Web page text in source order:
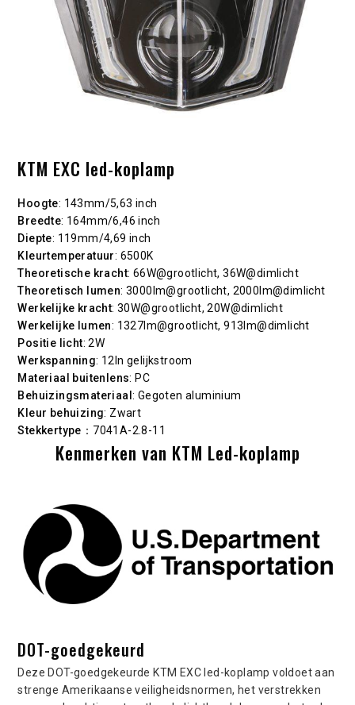
KTM EXC led-koplamp
Hoogte: 143mm/5,63 inch
Breedte: 164mm/6,46 inch
Diepte: 119mm/4,69 inch
Kleurtemperatuur: 6500K
Theoretische kracht: 66W@grootlicht, 36W@dimlicht
Theoretisch lumen: 3000lm@grootlicht, 2000lm@dimlicht
Werkelijke kracht: 30W@grootlicht, 20W@dimlicht
Werkelijke lumen: 1327lm@grootlicht, 913lm@dimlicht
Positie licht: 2W
Werkspanning: 12In gelijkstroom
Materiaal buitenlens: PC
Behuizingsmateriaal: Gegoten aluminium
Kleur behuizing: Zwart
Stekkertype ：7041A-2.8-11
Kenmerken van KTM Led-koplamp
DOT-goedgekeurd
Deze DOT-goedgekeurde KTM EXC led-koplamp voldoet aan
strenge Amerikaanse veiligheidsnormen, het verstrekken